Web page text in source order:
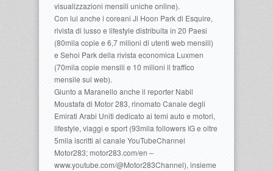
visualizzazioni mensili uniche online).
Con lui anche i coreani Ji Hoon Park di Esquire,
rivista di lusso e lifestyle distribuita in 20 Paesi
(80mila copie e 6,7 milioni di utenti web mensili)
e Sehoi Park della rivista economica Luxmen
(70mila copie mensili e 10 milioni il traffico
mensile sul web).
Giunto a Maranello anche il reporter Nabil
Moustafa di Motor 283, rinomato Canale degli
Emirati Arabi Uniti dedicato ai temi auto e motori,
lifestyle, viaggi e sport (93mila followers IG e oltre
5mila iscritti al canale YouTubeChannel
Motor283; motor283.com/en –
www.youtube.com/@Motor283Channel), insieme